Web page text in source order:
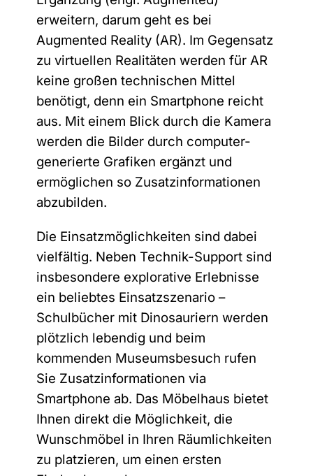
erweitern, darum geht es bei
Augmented Reality (AR). Im Gegensatz
zu virtuellen Realitäten werden für AR
keine großen technischen Mittel
benötigt, denn ein Smartphone reicht
aus. Mit einem Blick durch die Kamera
werden die Bilder durch computer-
generierte Grafiken ergänzt und
ermöglichen so Zusatzinformationen
abzubilden.
Die Einsatzmöglichkeiten sind dabei
vielfältig. Neben Technik-Support sind
insbesondere explorative Erlebnisse
ein beliebtes Einsatzszenario –
Schulbücher mit Dinosauriern werden
plötzlich lebendig und beim
kommenden Museumsbesuch rufen
Sie Zusatzinformationen via
Smartphone ab. Das Möbelhaus bietet
Ihnen direkt die Möglichkeit, die
Wunschmöbel in Ihren Räumlichkeiten
zu platzieren, um einen ersten
Nachname*
Unternehmen
E-Mail-Adresse
v
o
n
A
n
r
e
d
e
*
a
t
n
s
h
u
z
Hiermit bestätige ich, dass die M.I.T e-
Solutions GmbH mir regelmäßig
Informationen über das Produktportfolio
zusenden darf. Durch die Angabe meiner
E-Mail Adresse und dem Absenden des
Formulars erkläre ich mich mit der
Verarbeitung meiner persönlichen Daten
einverstanden. Meine Einwilligung kann
ich gemäß derDatenschutzerklärung
jederzeit widerrufen.
Sie können den Newsletter jederzeit über den Link in
unserem Newsletter abbestellen.